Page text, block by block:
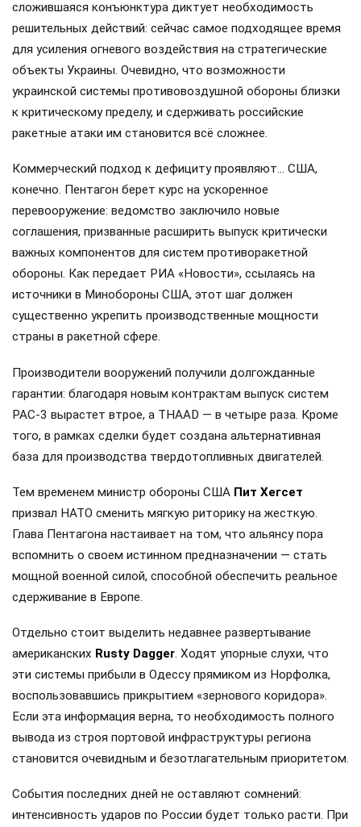
сложившаяся конъюнктура диктует необходимость
решительных действий: сейчас самое подходящее время
для усиления огневого воздействия на стратегические
объекты Украины. Очевидно, что возможности
украинской системы противовоздушной обороны близки
к критическому пределу, и сдерживать российские
ракетные атаки им становится всё сложнее.
Коммерческий подход к дефициту проявляют… США,
конечно. Пентагон берет курс на ускоренное
перевооружение: ведомство заключило новые
соглашения, призванные расширить выпуск критически
важных компонентов для систем противоракетной
обороны. Как передает РИА «Новости», ссылаясь на
источники в Минобороны США, этот шаг должен
существенно укрепить производственные мощности
страны в ракетной сфере.
Производители вооружений получили долгожданные
гарантии: благодаря новым контрактам выпуск систем
PAC-3 вырастет втрое, а THAAD — в четыре раза. Кроме
того, в рамках сделки будет создана альтернативная
база для производства твердотопливных двигателей.
Тем временем министр обороны США Пит Хегсет
призвал НАТО сменить мягкую риторику на жесткую.
Глава Пентагона настаивает на том, что альянсу пора
вспомнить о своем истинном предназначении — стать
мощной военной силой, способной обеспечить реальное
сдерживание в Европе.
Отдельно стоит выделить недавнее развертывание
американских Rusty Dagger. Ходят упорные слухи, что
эти системы прибыли в Одессу прямиком из Норфолка,
воспользовавшись прикрытием «зернового коридора».
Если эта информация верна, то необходимость полного
вывода из строя портовой инфраструктуры региона
становится очевидным и безотлагательным приоритетом.
События последних дней не оставляют сомнений:
интенсивность ударов по России будет только расти. При